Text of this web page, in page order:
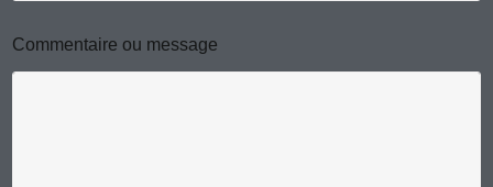
o
m
Commentaire ou message